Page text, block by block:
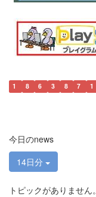
1 8 6 3 8 7 1
今日のnews
14日分
トピックがありません。